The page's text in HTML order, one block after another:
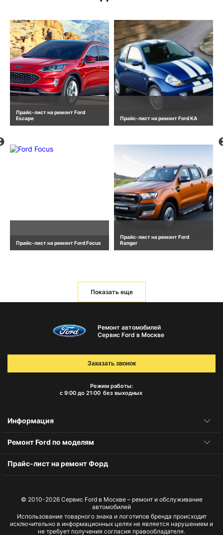
Прайс-лист на ремонт Ford
Escape
Прайс-лист на ремонт Ford Focus
Прайс-лист на ремонт Ford KA
Прайс-лист на ремонт Ford
Ranger
Показать еще
Ремонт автомобилей
Сервис Ford в Москве
Режим работы:
с 9:00 до 21:00 без выходных
Заказать звонок
Информация
Ремонт Ford по моделям
Прайс-лист на ремонт Форд
© 2010-2026 Сервис Ford в Москве – ремонт и обслуживание
автомобилей
Использование товарного знака и логотипов бренда происходит
исключительно в информационных целях не является нарушением и
не требует получения согласия правообладателя.